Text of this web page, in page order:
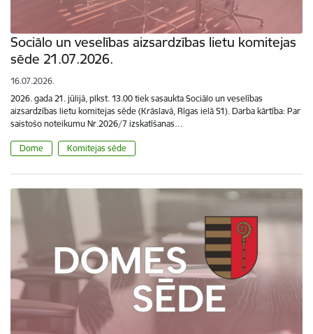
Sociālo un veselības aizsardzības lietu komitejas
sēde 21.07.2026.
16.07.2026.
2026. gada 21. jūlijā, plkst. 13.00 tiek sasaukta Sociālo un veselības
aizsardzības lietu komitejas sēde (Krāslavā, Rīgas ielā 51). Darba kārtība: Par
saistošo noteikumu Nr.2026/7 izskatīšanas…
Dome Komitejas sēde